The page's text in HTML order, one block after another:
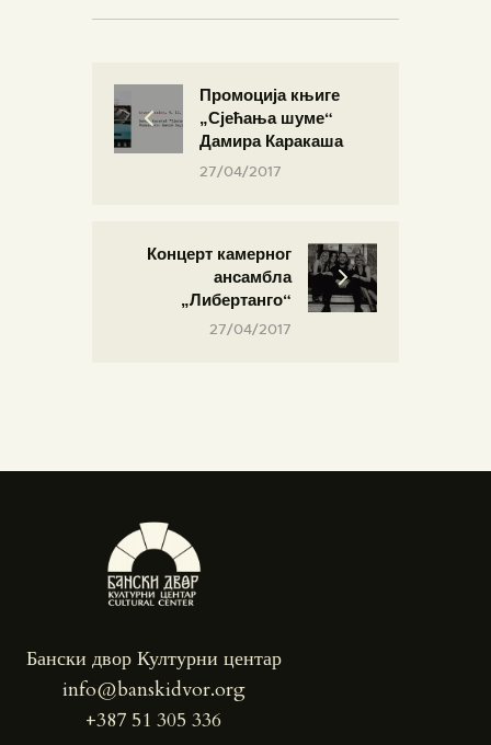
Промоција књиге
„Сјећања шуме“
Дамира Каракаша
27/04/2017
Концерт камерног
ансамбла
„Либертанго“
27/04/2017
Бански двор Културни центар
info@banskidvor.org
+387 51 305 336